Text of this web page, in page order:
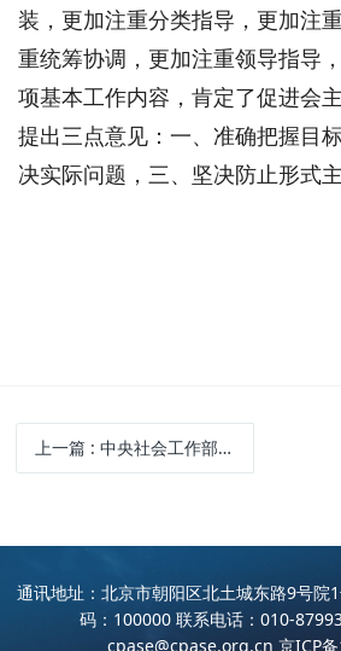
装，更加注重分类指导，更加注
重统筹协调，更加注重领导指导
项基本工作内容，肯定了促进会
提出三点意见：一、准确把握目
决实际问题，三、坚决防止形式
上一篇 : 中央社会工作部召开全国性行业协会商会第二批学习贯彻习近平新时代中国特色社会主义思想主题教育部署会
通讯地址：北京市朝阳区北土城东路9号院
码：100000 联系电话：010-
cpase@cpase.org.cn 京ICP